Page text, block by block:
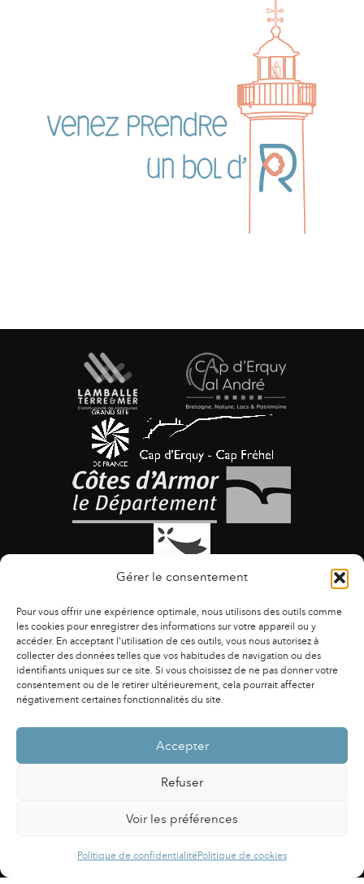
Gérer le consentement
Pour vous offrir une expérience optimale, nous utilisons des outils comme
les cookies pour enregistrer des informations sur votre appareil ou y
accéder. En acceptant l'utilisation de ces outils, vous nous autorisez à
collecter des données telles que vos habitudes de navigation ou des
identifiants uniques sur ce site. Si vous choisissez de ne pas donner votre
consentement ou de le retirer ultérieurement, cela pourrait affecter
négativement certaines fonctionnalités du site.
Accepter
Refuser
Voir les préférences
Politique de confidentialitéPolitique de cookies
ACCESSIBILITÉ | AGENDA | ASSOCIATIONS
|
CONTACTS
PUBLICATIONS ESPACE PRESSE